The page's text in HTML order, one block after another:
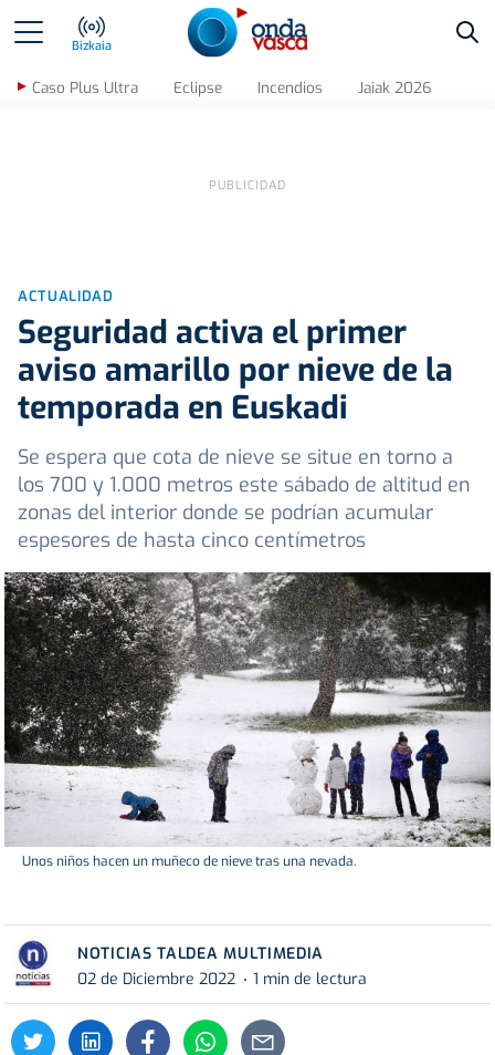
Bizkaia
Caso Plus Ultra Eclipse Incendios Jaiak 2026
ACTUALIDAD
Seguridad activa el primer
aviso amarillo por nieve de la
temporada en Euskadi
Se espera que cota de nieve se situe en torno a
los 700 y 1.000 metros este sábado de altitud en
zonas del interior donde se podrían acumular
espesores de hasta cinco centímetros
Unos niños hacen un muñeco de nieve tras una nevada.
NOTICIAS TALDEA MULTIMEDIA
02 de Diciembre 2022
1 min de lectura